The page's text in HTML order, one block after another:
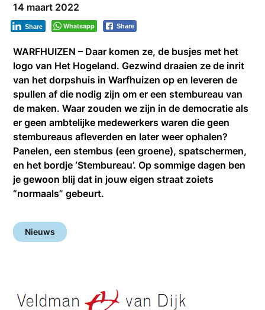
14 maart 2022
Whatsapp Share
Share
WARFHUIZEN – Daar komen ze, de busjes met het
logo van Het Hogeland. Gezwind draaien ze de inrit
van het dorpshuis in Warfhuizen op en leveren de
spullen af die nodig zijn om er een stembureau van
de maken. Waar zouden we zijn in de democratie als
er geen ambtelijke medewerkers waren die geen
stembureaus afleverden en later weer ophalen?
Panelen, een stembus (een groene), spatschermen,
en het bordje ‘Stembureau’. Op sommige dagen ben
je gewoon blij dat in jouw eigen straat zoiets
“normaals” gebeurt.
Nieuws